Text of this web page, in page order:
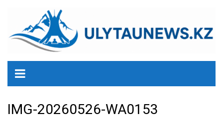
содержанию
IMG-20260526-WA0153